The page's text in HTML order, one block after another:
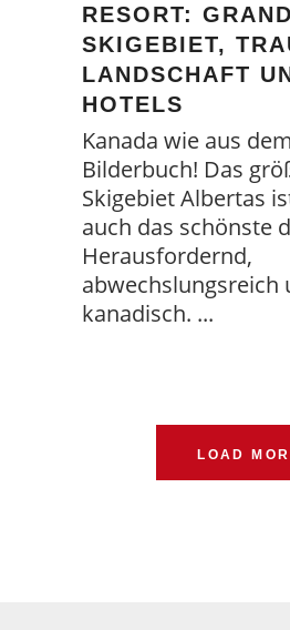
RESORT:
SKIGEBIET,
LANDSCHAFT
HOTELS
Kanada wie aus dem
Bilderbuch! Das
Skigebiet Albertas
auch das schönste
Herausfordernd,
abwechslungsreich
kanadisch.
LOAD